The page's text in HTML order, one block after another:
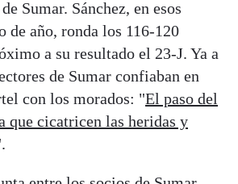
Sumar. Sánchez, en esos
de año, ronda los 116-120
a su resultado el 23-J. Ya a
de Sumar confiaban en
con los morados: "El paso del
que cicatricen las heridas y